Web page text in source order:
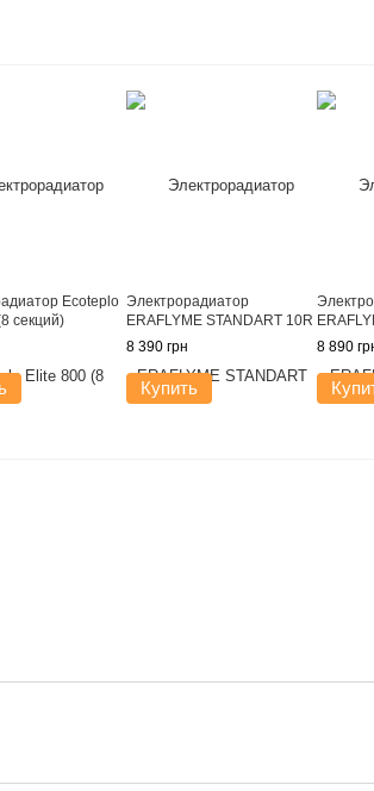
Ecoteplo
секций)
Электрорадиатор
ERAFLYME STANDART 10R
8 390 грн
Купить
8 890